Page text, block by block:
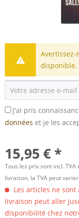
disponible.
J'ai pris
données et je les
15,95 € *
Tous les prix sont incl. TVA
livraison, la TVA peut
Les articles ne
livraison peut aller
disponibilité chez